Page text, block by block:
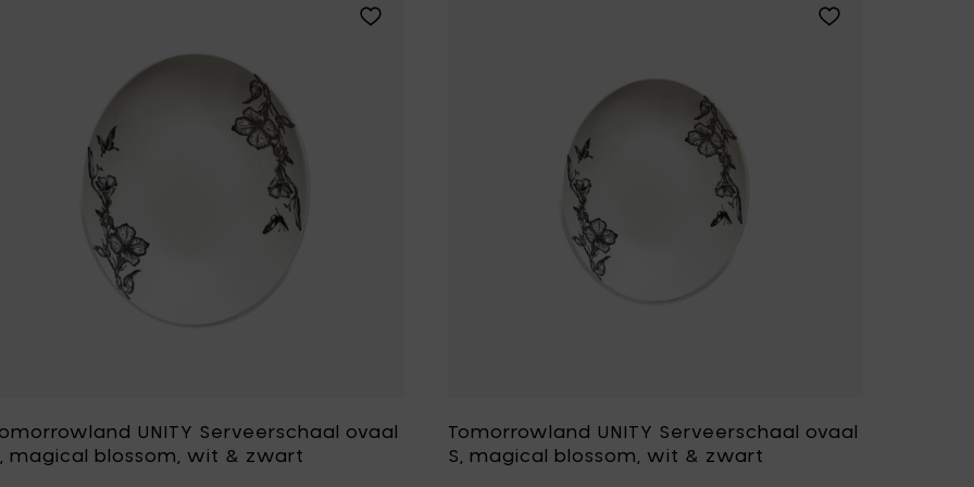
Voeg Tomorrowland UNITY Serveerschaal ovaal L, magical blossom, wit &
UNITY Serveerschaal ovaal
magical blossom, wit & zwart
Voeg
Tomorrowland UNITY Serveerschaal ovaal
S, magical blossom, wit & zwart